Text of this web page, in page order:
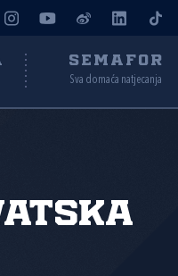
SEMAFOR
Sva domaća natjecanja